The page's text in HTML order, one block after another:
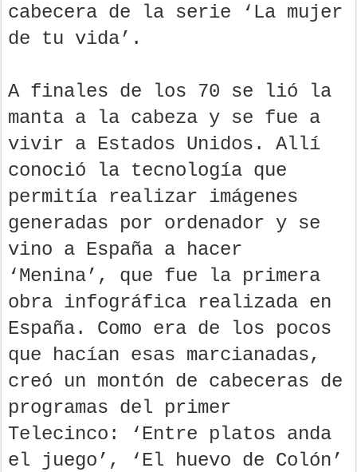
cabecera de la serie ‘La mujer
de tu vida’.
A finales de los 70 se lió la
manta a la cabeza y se fue a
vivir a Estados Unidos. Allí
conoció la tecnología que
permitía realizar imágenes
generadas por ordenador y se
vino a España a hacer
‘Menina’, que fue la primera
obra infográfica realizada en
España. Como era de los pocos
que hacían esas marcianadas,
creó un montón de cabeceras de
programas del primer
Telecinco: ‘Entre platos anda
el juego’, ‘El huevo de Colón’